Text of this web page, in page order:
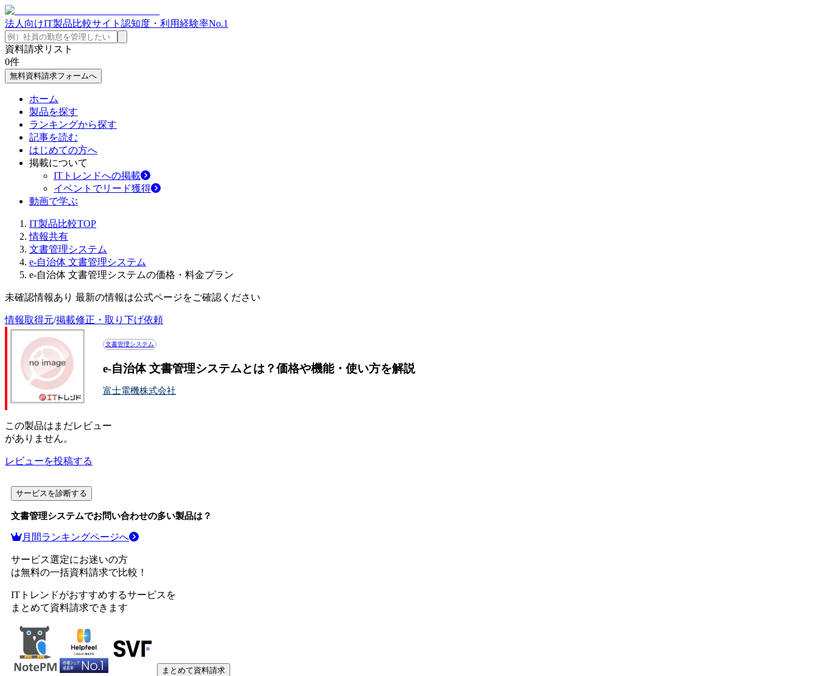
法人向けIT製品比較サイト 認知度・利用経験率No.1
資料請求リスト
0件
無料資料請求フォームへ
ホーム
製品を探す
ランキングから探す
記事を読む
はじめての方へ
掲載について
ITトレンドへの掲載
イベントでリード獲得
動画で学ぶ
IT製品比較TOP
情報共有
文書管理システム
e-自治体 文書管理システム
e-自治体 文書管理システムの価格・料金プラン
未確認情報あり 最新の情報は公式ページをご確認ください
情報取得元/掲載修正・取り下げ依頼
文書管理システム
e-自治体 文書管理システムとは？価格や機能・使い方を解説
富士電機株式会社
この製品はまだレビュー
がありません。
レビューを投稿する
サービスを診断する
文書管理システムでお問い合わせの多い製品は？
月間ランキングページへ
サービス選定にお迷いの方
は無料の一括資料請求で比較！
ITトレンドがおすすめするサービスを
まとめて資料請求できます
まとめて資料請求